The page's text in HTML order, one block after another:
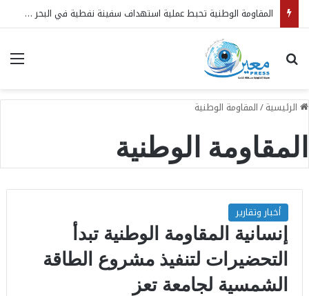
بحث عن
الرئيسية/المقاومة الوطنية
المقاومة الوطنية
أخبار وتقارير
إنسانية المقاومة الوطنية تبدأ
التحضيرات لتنفيذ مشروع الطاقة
الشمسية لجامعة تعز